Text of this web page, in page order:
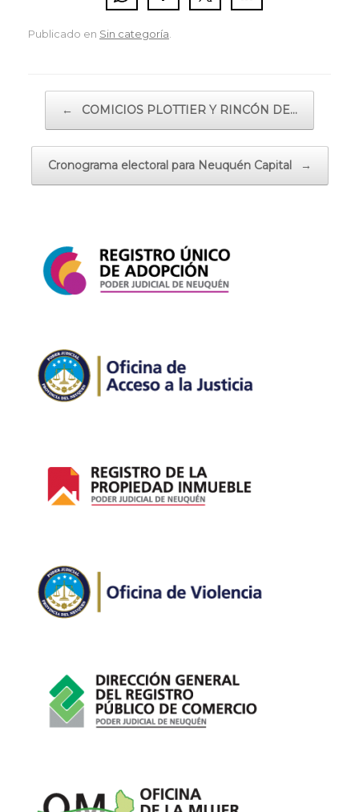
Publicado en Sin categoría
← COMICIOS PLOTTIER Y RINCÓN DE…
Cronograma electoral para Neuquén Capital →